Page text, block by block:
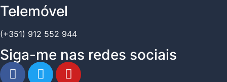
Telemóvel
(+351) 912 552 944
Siga-me nas redes sociais